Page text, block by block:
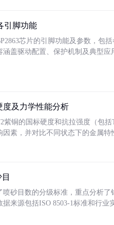
引脚功能
芯片的引脚功能及参数，包
涵盖驱动配置、保护机制及典型
度及力学性能分析
紫铜的国标硬度和抗拉强度（包
因素，并对比不同状态下的金属特
喷砂目数的分级标准，重点分析了
据来源包括ISO 8503-1标准和行业